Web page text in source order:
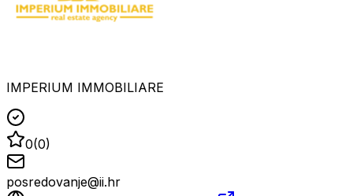
IMPERIUM IMMOBILIARE
0(0)
posredovanje@ii.hr